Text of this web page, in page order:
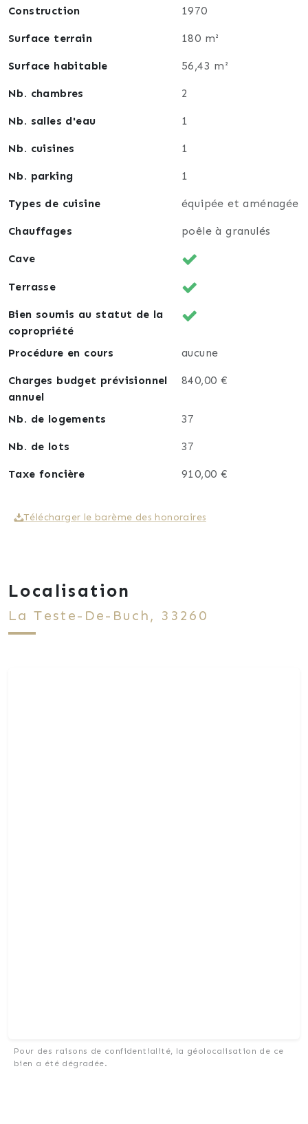
Au rez-de-chaussée :
Une pièce de vie lumineuse avec de nombreux
espaces de rangement.
ouverte selon vos envies d’aménagement.
À l’étage :
Une salle d’eau avec WC.
Modulable et évolutive, cette maison offre plusieurs
supplémentaire grâce à une extension.
L’installation d’une véranda côté jardin pour agrandir
l’espace de vie.
Place de stationnement privative devant la maison.
Disponible immédiatement.
Idéale en résidence principale, pied-à-terre sur le
Une opportunité rare dans un secteur
Construction 1970
Surface terrain 180 m²
Surface habitable 56,43 m²
Nb. chambres 2
Nb. salles d'eau 1
Nb. cuisines 1
Nb. parking 1
Types de cuisine équipée et aménagée
Chauffages poêle à granulés
Cave
Terrasse
Bien soumis au statut de la
copropriété
Procédure en cours
aucune
Charges budget prévisionnel
annuel
840,00 €
Nb. de logements 37
Nb. de lots 37
Taxe foncière 910,00 €
Télécharger le barème des honoraires
Localisation
La Teste-De-Buch, 33260
Pour des raisons de confidentialité, la géolocalisation de ce
bien a été dégradée.